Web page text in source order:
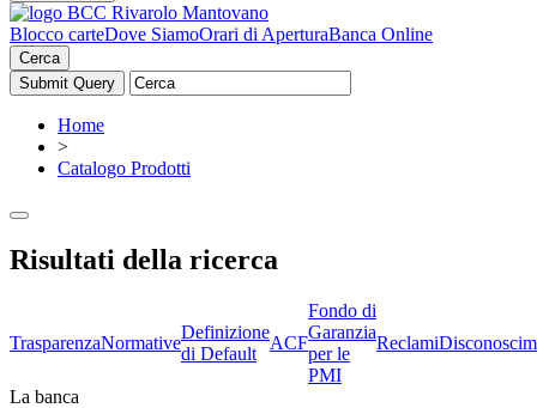
Blocco carteDove SiamoOrari di AperturaBanca Online
Cerca
Home
>
Catalogo Prodotti
Risultati della ricerca
TrasparenzaNormative
Definizione
di Default
ACF
Fondo di
Garanzia
per le
PMI
Reclami
La banca